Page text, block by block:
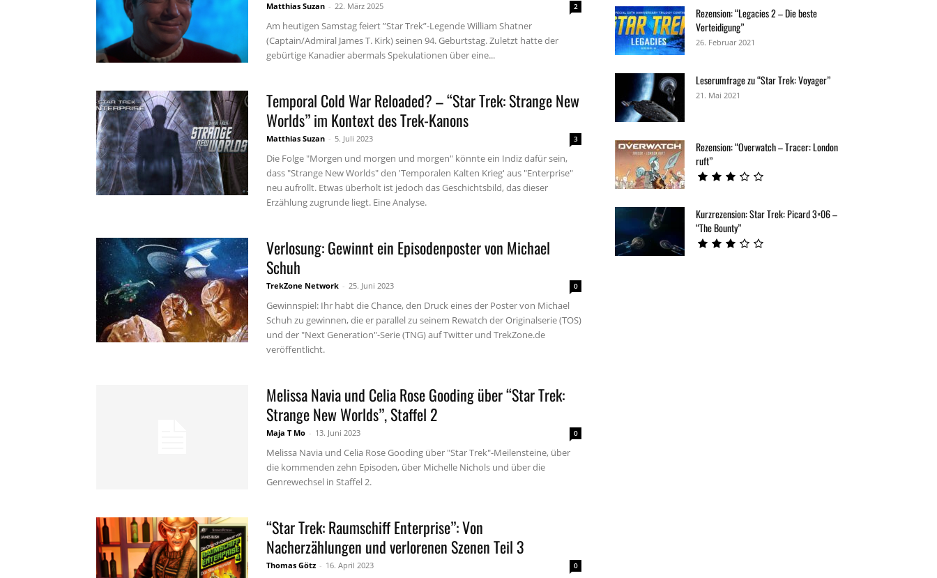
Matthias Suzan - 22. März 2025 2
Am heutigen Samstag feiert ”Star Trek”-Legende William Shatner
(Captain/Admiral James T. Kirk) seinen 94. Geburtstag. Zuletzt hatte der
gebürtige Kanadier abermals Spekulationen über eine...
Temporal Cold War Reloaded? – “Star Trek: Strange New
Worlds” im Kontext des Trek-Kanons
Matthias Suzan - 5. Juli 2023 3
Die Folge "Morgen und morgen und morgen" könnte ein Indiz dafür sein,
dass "Strange New Worlds" den 'Temporalen Kalten Krieg' aus "Enterprise"
neu aufrollt. Etwas überholt ist jedoch das Geschichtsbild, das dieser
Erzählung zugrunde liegt. Eine Analyse.
Verlosung: Gewinnt ein Episodenposter von Michael
Schuh
TrekZone Network - 25. Juni 2023 0
Gewinnspiel: Ihr habt die Chance, den Druck eines der Poster von Michael
Schuh zu gewinnen, die er parallel zu seinem Rewatch der Originalserie (TOS)
und der "Next Generation"-Serie (TNG) auf Twitter und TrekZone.de
veröffentlicht.
Melissa Navia und Celia Rose Gooding über “Star Trek:
Strange New Worlds”, Staffel 2
Maja T Mo - 13. Juni 2023 0
Melissa Navia und Celia Rose Gooding über "Star Trek"-Meilensteine, über
die kommenden zehn Episoden, über Michelle Nichols und über die
Genrewechsel in Staffel 2.
“Star Trek: Raumschiff Enterprise”: Von
Nacherzählungen und verlorenen Szenen Teil 3
Thomas Götz - 16. April 2023 0
Rezension: “Legacies 2 – Die beste
Verteidigung”
26. Februar 2021
Leserumfrage zu “Star Trek: Voyager”
21. Mai 2021
Rezension: “Overwatch – Tracer: London
ruft”
Kurzrezension: Star Trek: Picard 3×06 –
“The Bounty”